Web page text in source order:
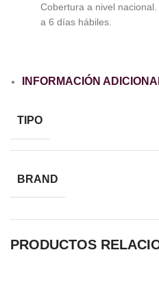
Cobertura a nivel
a 6 días hábiles.
INFORMACIÓN
TIPO
BRAND
PRODUCTOS